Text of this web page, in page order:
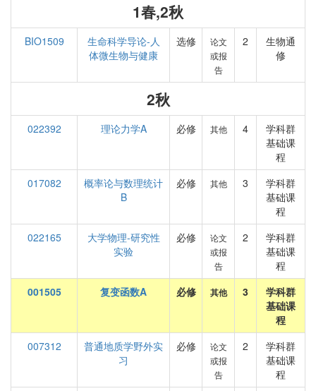
1春,2秋
BIO1509
生命科学导论-人
体微生物与健康
选修
论文
或报
告
2
生物通
修
2秋
022392 理论力学A 必修 其他 4
学科群
基础课
程
017082
概率论与数理统计
B
必修 其他 3
学科群
基础课
程
022165
大学物理-研究性
实验
必修
论文
或报
告
2
学科群
基础课
程
001505
复变函数A 必修 其他 3
学科群
基础课
程
007312
普通地质学野外实
习
必修
论文
或报
告
2
学科群
基础课
程